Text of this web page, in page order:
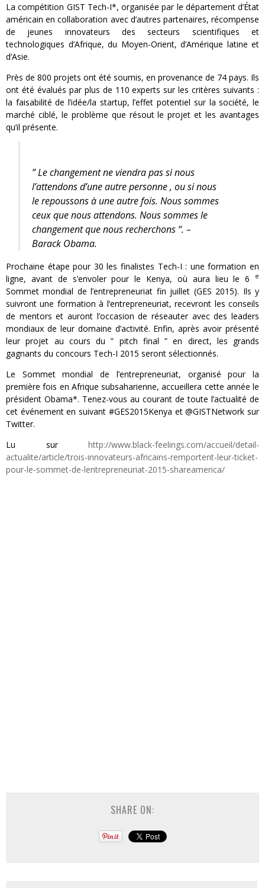
La compétition GIST Tech-I*, organisée par le département d’État
américain en collaboration avec d’autres partenaires, récompense
de jeunes innovateurs des secteurs scientifiques et
technologiques d’Afrique, du Moyen-Orient, d’Amérique latine et
d’Asie.
Près de 800 projets ont été soumis, en provenance de 74 pays. Ils
ont été évalués par plus de 110 experts sur les critères suivants :
la faisabilité de l’idée/la startup, l’effet potentiel sur la société, le
marché ciblé, le problème que résout le projet et les avantages
qu’il présente.
” Le changement ne viendra pas si nous
l’attendons d’une autre personne , ou si nous
le repoussons à une autre fois. Nous sommes
ceux que nous attendons. Nous sommes le
changement que nous recherchons “. –
Barack Obama.
Prochaine étape pour 30 les finalistes Tech-I : une formation en
ligne, avant de s’envoler pour le Kenya, où aura lieu le 6
e
Sommet mondial de l’entrepreneuriat fin juillet (GES 2015). Ils y
suivront une formation à l’entrepreneuriat, recevront les conseils
de mentors et auront l’occasion de réseauter avec des leaders
mondiaux de leur domaine d’activité. Enfin, après avoir présenté
leur projet au cours du ” pitch final ” en direct, les grands
gagnants du concours Tech-I 2015 seront sélectionnés.
Le Sommet mondial de l’entrepreneuriat, organisé pour la
première fois en Afrique subsaharienne, accueillera cette année le
président Obama*. Tenez-vous au courant de toute l’actualité de
cet événement en suivant #GES2015Kenya et @GISTNetwork sur
Twitter.
Lu sur
http://www.black-feelings.com/accueil/detail-
actualite/article/trois-innovateurs-africains-remportent-leur-ticket-
pour-le-sommet-de-lentrepreneuriat-2015-shareamerica/
SHARE ON: